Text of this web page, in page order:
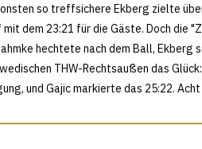
so treffsichere Ekberg zielte
dem 23:21 für die Gäste. Doch die
hechtete nach dem Ball,
THW-Rechtsaußen das
und Gajic markierte das 25:22.